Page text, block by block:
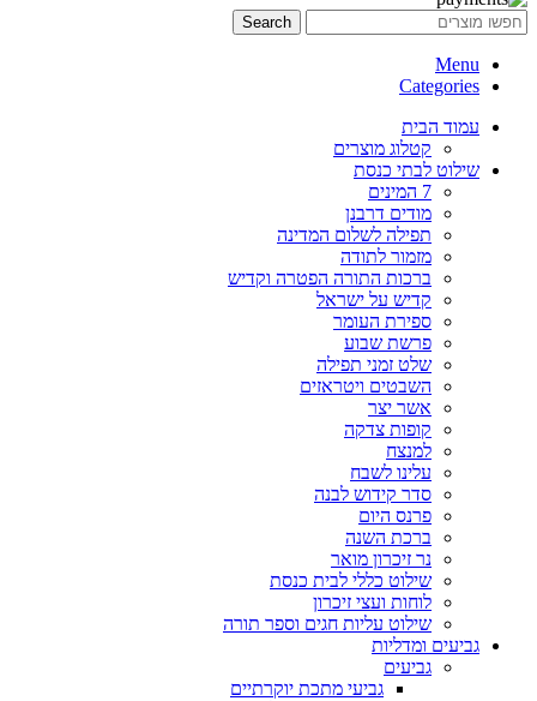
Search
Menu
Categories
עמוד הבית
קטלוג מוצרים
שילוט לבתי כנסת
7 המינים
מודים דרבנן
תפילה לשלום המדינה
מזמור לתודה
ברכות התורה הפטרה וקדיש
קדיש על ישראל
ספירת העומר
פרשת שבוע
שלט זמני תפילה
השבטים ויטראזים
אשר יצר
קופות צדקה
למנצח
עלינו לשבח
סדר קידוש לבנה
פרנס היום
ברכת השנה
נר זיכרון מואר
שילוט כללי לבית כנסת
לוחות ועצי זיכרון
שילוט עליות חגים וספר תורה
גביעים ומדליות
גביעים
גביעי מתכת יוקרתיים